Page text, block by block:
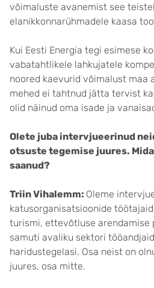
võimaluste avanemist see
elanikkonnarühmadele kaasa
Kui Eesti Energia tegi esimese
vabatahtlikele lahkujatele
noored kaevurid võimalust maa
mehed ei tahtnud jätta tervist
olid näinud oma isade ja
Olete juba intervjueerinud
otsuste tegemise juures.
saanud?
Triin Vihalemm: Oleme
katusorganisatsioonide
turismi, ettevõtluse arendamise
samuti avaliku sektori
haridustegelasi. Osa neist on
juures, osa mitte.